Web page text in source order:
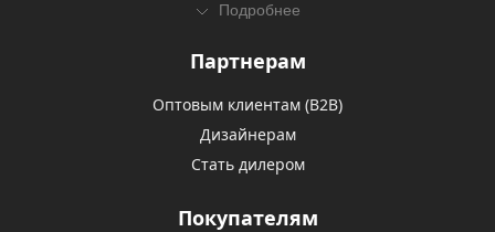
Подробнее
Партнерам
Оптовым клиентам (В2В)
Дизайнерам
Стать дилером
Покупателям